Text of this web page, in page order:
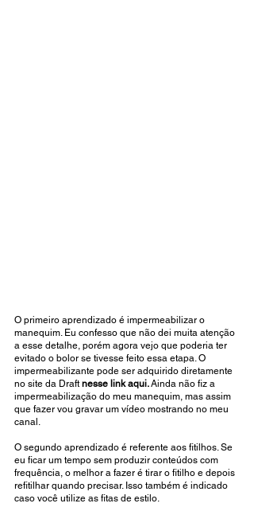
O primeiro aprendizado é impermeabilizar o
manequim. Eu confesso que não dei muita atenção
a esse detalhe, porém agora vejo que poderia ter
evitado o bolor se tivesse feito essa etapa. O
impermeabilizante pode ser adquirido diretamente
no site da Draft nesse link aqui. Ainda não fiz a
impermeabilização do meu manequim, mas assim
que fazer vou gravar um vídeo mostrando no meu
canal.
O segundo aprendizado é referente aos fitilhos. Se
eu ficar um tempo sem produzir conteúdos com
frequência, o melhor a fazer é tirar o fitilho e depois
refitilhar quando precisar. Isso também é indicado
caso você utilize as fitas de estilo.